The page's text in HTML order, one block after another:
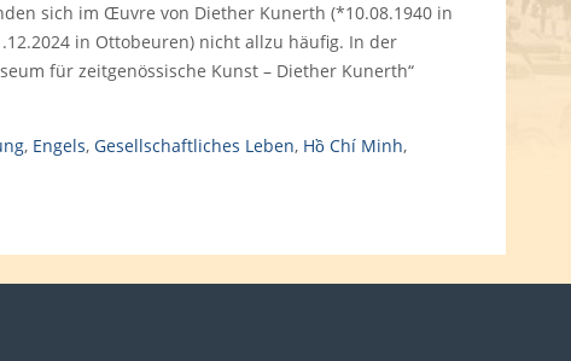
sich im Œuvre von Diether Kunerth (*10.08.1940 in
in Ottobeuren) nicht allzu häufig. In der
für zeitgenössische Kunst – Diether Kunerth“
, Engels, Gesellschaftliches Leben, Hồ Chí Minh,